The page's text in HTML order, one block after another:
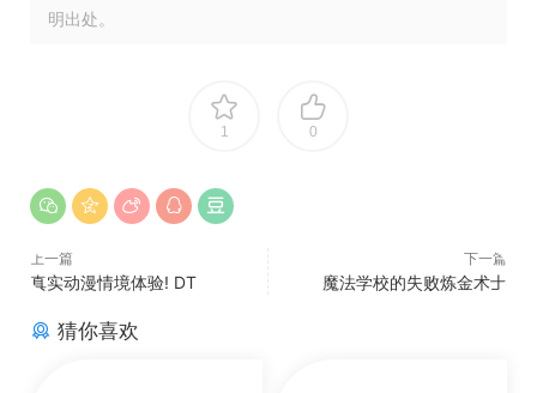
明出处。
1 0
上一篇
真实动漫情境体验! DT
下一篇
魔法学校的失败炼金术士
猜你喜欢